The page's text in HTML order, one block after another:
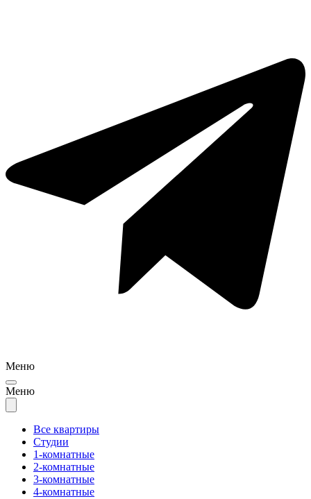
Меню
Меню
Все квартиры
Студии
1-комнатные
2-комнатные
3-комнатные
4-комнатные